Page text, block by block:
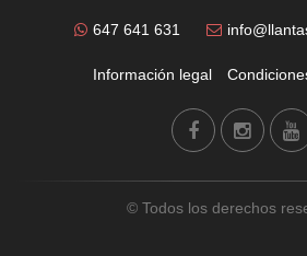
647 641 631
Información legal
© Todos los derechos